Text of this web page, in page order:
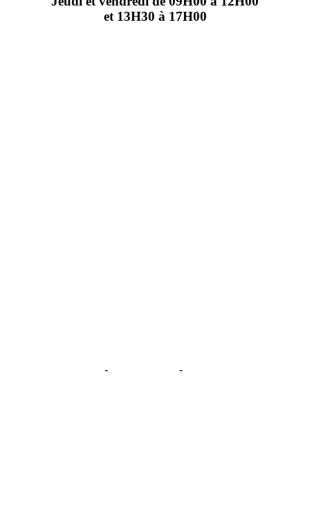
et 13H30 à 17H00
- -